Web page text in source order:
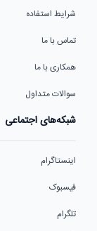
شرایط استفاده
تماس با ما
همکاری با ما
سوالات متداول
شبکه‌های اجتماعی
اینستاگرام
فیسبوک
تلگرام